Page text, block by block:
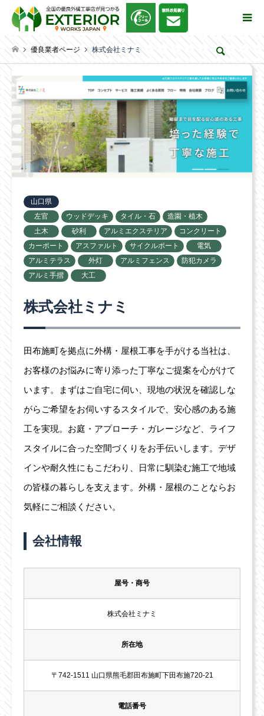
検索
優良業者ページ 株式会社ミナミ
山口県
左官
ウッドデッキ タイル・石
造園・植木
土木
砂利 アルミエクステリア
コンクリート
カーポート
アスファルト サイクルポート
電気
アルミテラス
外灯 アルミフェンス
防犯カメラ
アルミ手摺
大工
株式会社ミナミ
田布施町を拠点に外構・屋根工事を手がける当社は、
お客様のお悩みに寄り添った丁寧なご提案を心がけて
います。まずはご自宅に伺い、現地の状況を確認しな
がらご希望をお伺いするスタイルで、安心感のある施
工を実現。お庭・アプローチ・ガレージなど、ライフ
スタイルに合った空間づくりをお手伝いします。デザ
インや耐久性にもこだわり、日常に馴染む施工で地域
の皆様の暮らしを支えます。外構・屋根のことならお
気軽にご相談ください。
会社情報
屋号・商号
株式会社ミナミ
所在地
〒742-1511 山口県熊毛郡田布施町下田布施720-21
電話番号